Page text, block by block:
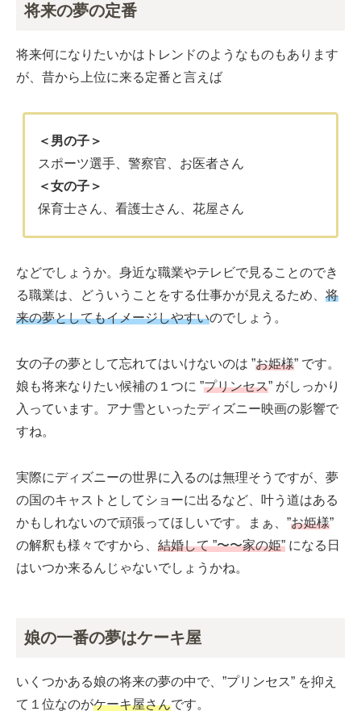
将来の夢の定番
将来何になりたいかはトレンドのようなものもあります
が、昔から上位に来る定番と言えば
＜男の子＞
スポーツ選手、警察官、お医者さん
＜女の子＞
保育士さん、看護士さん、花屋さん
などでしょうか。身近な職業やテレビで見ることのでき
る職業は、どういうことをする仕事かが見えるため、 将
来の夢としてもイメージしやすいのでしょう。
女の子の夢として忘れてはいけないのは ”お姫様” です。
娘も将来なりたい候補の１つに ”プリンセス” がしっかり
入っています。アナ雪といったディズニー映画の影響で
すね。
実際にディズニーの世界に入るのは無理そうですが、夢
の国のキャストとしてショーに出るなど、叶う道はある
かもしれないので頑張ってほしいです。まぁ、”お姫様”
の解釈も様々ですから、 結婚して ”〜〜家の姫” になる日
はいつか来るんじゃないでしょうかね。
娘の一番の夢はケーキ屋
いくつかある娘の将来の夢の中で、”プリンセス” を抑え
て１位なのがケーキ屋さんです。